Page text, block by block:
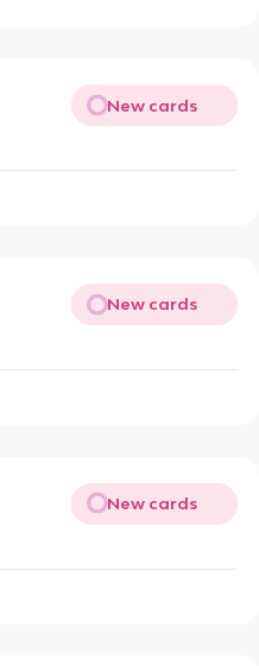
New cards
New cards
New cards